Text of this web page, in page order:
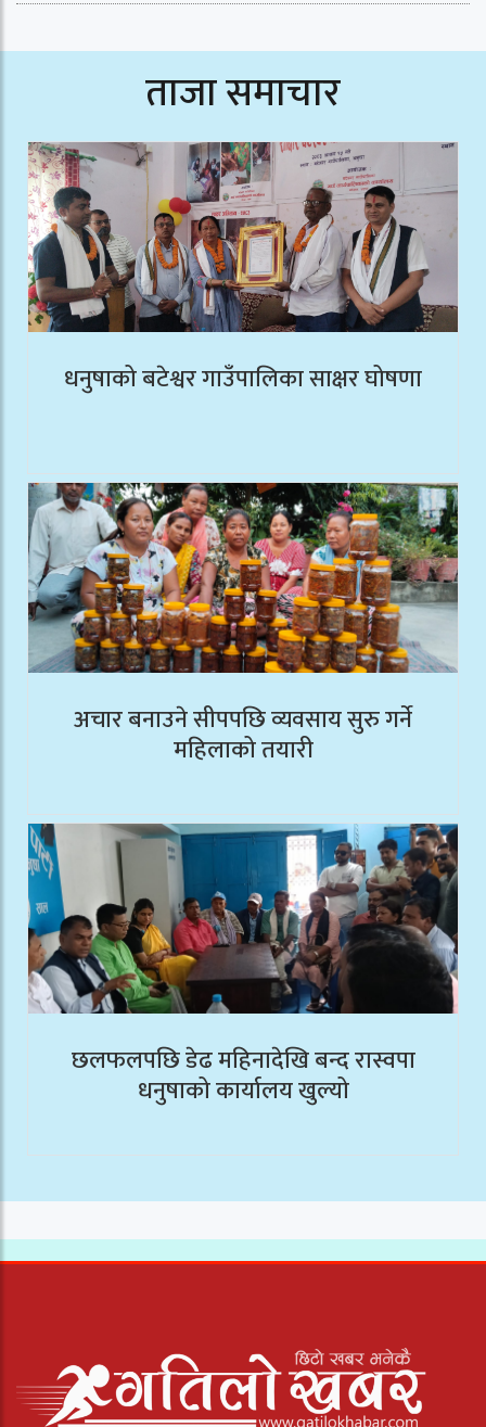
ताजा समाचार
धनुषाको बटेश्वर गाउँपालिका साक्षर घोषणा
अचार बनाउने सीपपछि व्यवसाय सुरु गर्ने
महिलाको तयारी
छलफलपछि डेढ महिनादेखि बन्द रास्वपा
धनुषाको कार्यालय खुल्यो